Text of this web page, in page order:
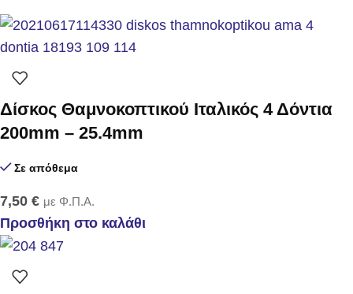
Δίσκος Θαμνοκοπτικού Ιταλικός 4 Δόντια
200mm – 25.4mm
Σε απόθεμα
7,50 € με Φ.Π.Α.
Προσθήκη στο καλάθι